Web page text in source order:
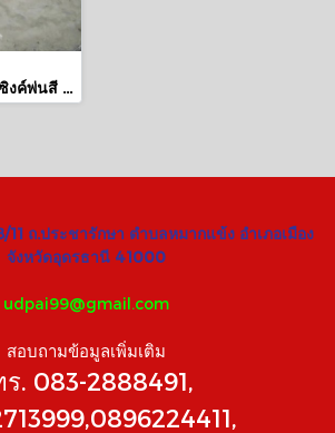
ป้ายเตื่อน แผ่นเหล็กซิงค์พ่นสี ติดสติ๊กเกอร์สะทอนแสง 3m อุดร
ถ.ประชารักษา ตำบลหมากแข้ง อำเภอเมือง
จังหวัดอุดรธานี 41000
udpai99@gmail.com
สอบถามข้อมูลเพิ่มเติม
ร. 083-2888491,